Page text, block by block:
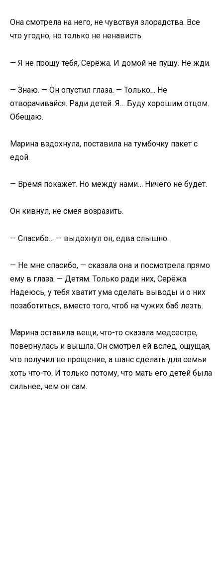
Она смотрела на него, не чувствуя злорадства. Все
что угодно, но только не ненависть.
— Я не прощу тебя, Серёжа. И домой не пущу. Не жди.
— Знаю. — Он опустил глаза. — Только… Не
отворачивайся. Ради детей. Я… Буду хорошим отцом.
Обещаю.
Марина вздохнула, поставила на тумбочку пакет с
едой.
— Время покажет. Но между нами… Ничего не будет.
Он кивнул, не смея возразить.
— Спасибо… — выдохнул он, едва слышно.
— Не мне спасибо, — сказала она и посмотрела прямо
ему в глаза. — Детям. Только ради них, Серёжа.
Надеюсь, у тебя хватит ума сделать выводы и о них
позаботиться, вместо того, чтоб на чужих баб лезть.
Марина оставила вещи, что-то сказала медсестре,
повернулась и вышла. Он смотрел ей вслед, ощущая,
что получил не прощение, а шанс сделать для семьи
хоть что-то. И только потому, что мать его детей была
сильнее, чем он сам.